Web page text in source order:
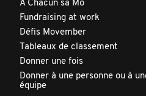
À Chacun sa Mo
Fundraising at work
Défis Movember
Tableaux de classement
Donner une fois
Donner à une personne ou à
équipe